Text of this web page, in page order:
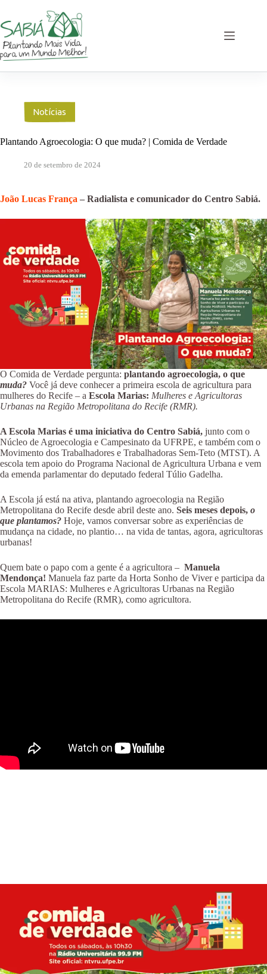
o
conteúdo
Notícias
Plantando Agroecologia: O que muda? | Comida de Verdade
20 de setembro de 2024
João Lucas França – Radialista e comunicador do Centro Sabiá.
O Comida de Verdade pergunta: plantando agroecologia, o que
muda? Você já deve conhecer a primeira escola de agricultura para
mulheres do Recife – a Escola Marias: Mulheres e Agricultoras
Urbanas na Região Metropolitana do Recife (RMR).
A Escola Marias é uma iniciativa do Centro Sabiá, junto com o
Núcleo de Agroecologia e Campesinato da UFRPE, e também com o
Movimento dos Trabalhadores e Trabalhadoras Sem-Teto (MTST). A
escola tem apoio do Programa Nacional de Agricultura Urbana e vem
da emenda parlamentar do deputado federal Túlio Gadelha.
A Escola já está na ativa, plantando agroecologia na Região
Metropolitana do Recife desde abril deste ano. Seis meses depois, o
que plantamos? Hoje, vamos conversar sobre as experiências de
mudança na cidade, no plantio… na vida de tantas, agora, agricultoras
urbanas!
Quem bate o papo com a gente é a agricultora – Manuela
Mendonça! Manuela faz parte da Horta Sonho de Viver e participa da
Escola MARIAS: Mulheres e Agricultoras Urbanas na Região
Metropolitana do Recife (RMR), como agricultora.